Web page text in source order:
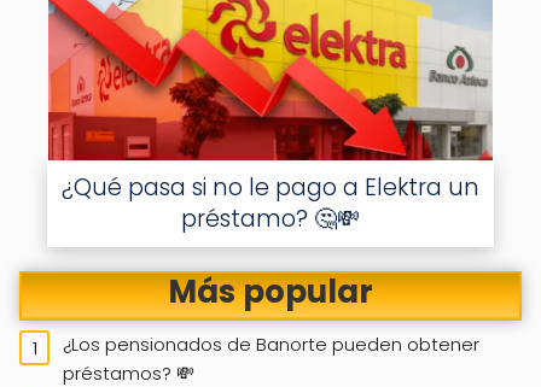
¿Qué pasa si no le pago a Elektra un
préstamo? 🤔💸
Más popular
¿Los pensionados de Banorte pueden obtener
préstamos? 💸